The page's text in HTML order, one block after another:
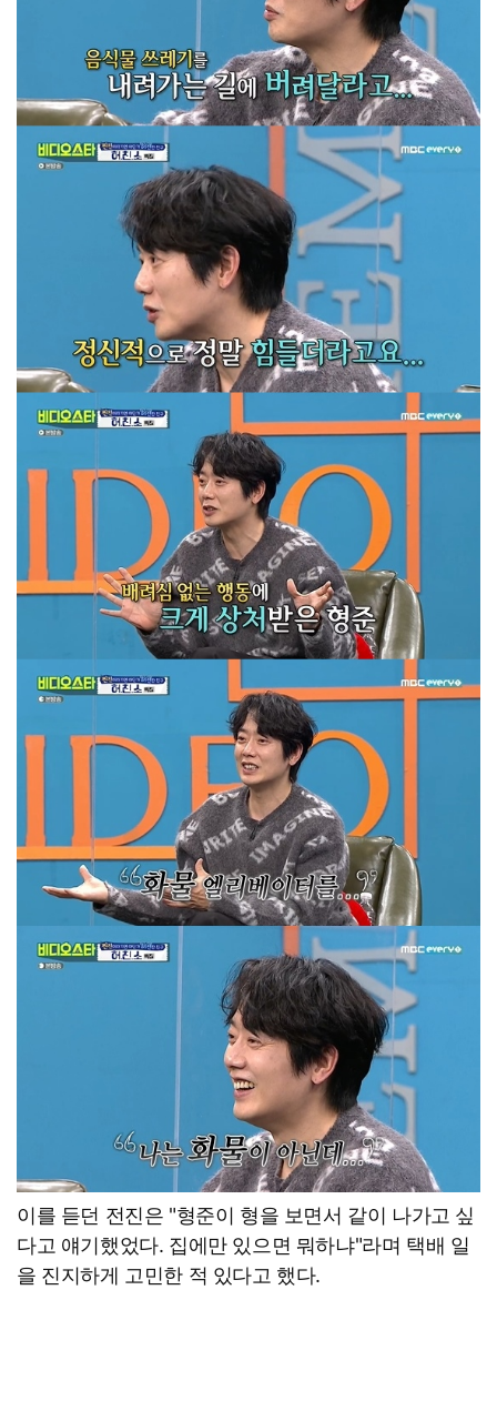
이를 듣던 전진은 "형준이 형을 보면서 같이 나가고 싶
다고 얘기했었다. 집에만 있으면 뭐하냐"라며 택배 일
을 진지하게 고민한 적 있다고 했다.